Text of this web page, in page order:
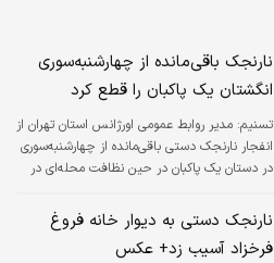
نارنجک باقی‌مانده از چهارشنبه‌سوری
انگشتان یک پاکبان را قطع کرد
تسنیم: مدیر روابط عمومی اورژانس استان تهران از
انفجار نارنجک دستی باقی‌مانده از چهارشنبه‌سوری
در دستان یک پاکبان در حین نظافت محله‌ای در
نارنجک دستی به دیوار خانه ‎فروغ
فرخزاد آسیب زد+ عکس